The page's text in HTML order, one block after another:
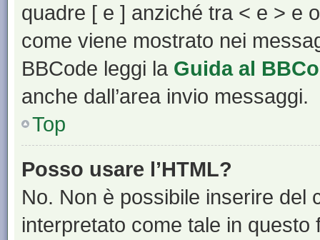
quadre [ e ] anziché tra < e > e
come viene mostrato nei
BBCode leggi la Guida al
anche dall’area invio messaggi.
Top
Posso usare l’HTML?
No. Non è possibile inserire del
interpretato come tale in